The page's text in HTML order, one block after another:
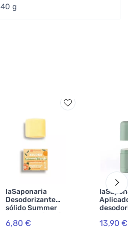
40 g
laSaponaria
Desodorizante
sólido Summer
Crush BIO (40 g) -
com aroma a
6,80 €
sólido -
13,90 €